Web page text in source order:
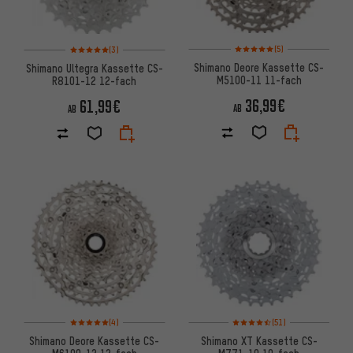
Bewertungen: 5 von 5 basierend auf 3 Bewertungen
(3)
Shimano Ultegra Kassette CS-
R8101-12 12-fach
AB 61,99€
Bewertungen: 5 von 5
(5)
Shimano Deore Kassette CS-
M5100-11 11-fach
AB 36,99€
Bewertungen: 5 von 5 basierend auf 4 Bewertungen
(4)
Shimano Deore Kassette CS-
Bewertungen: 4,5 von 5
(51)
Shimano XT Kassette CS-